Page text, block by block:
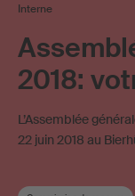
Interne
2018:
L’Assemblée
22 juin 2018 au